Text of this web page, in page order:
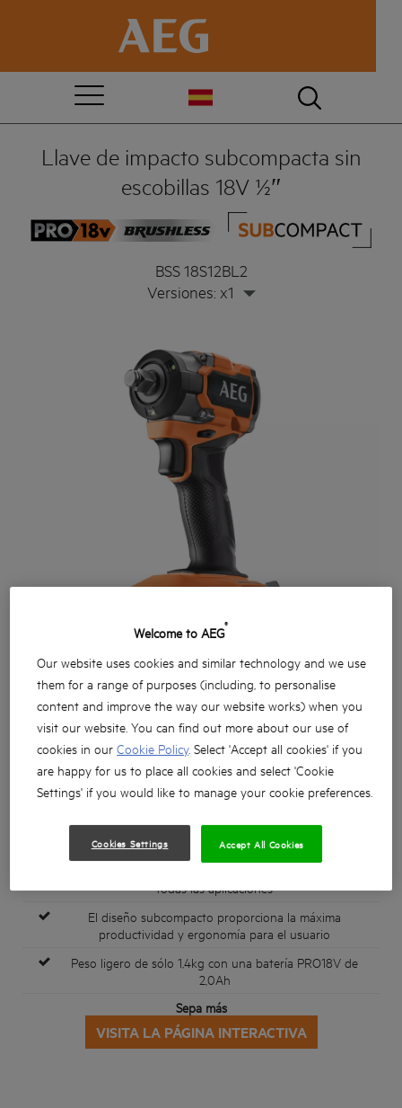
Llave de impacto subcompacta sin
escobillas 18V ½″
BSS 18S12BL2
Versiones: x1
proporciona hasta 280Nm de par
Los 3 modos de par y velocidad predefinidos y el modo
todas las aplicaciones
El diseño subcompacto proporciona la máxima
productividad y ergonomía para el usuario
Peso ligero de sólo 1,4kg con una batería PRO18V de
2,0Ah
Sepa más
VISITA LA PÁGINA INTERACTIVA
Welcome to AEG®
Our website uses cookies and similar technology and we use
them for a range of purposes (including, to personalise
content and improve the way our website works) when you
visit our website. You can find out more about our use of
cookies in ourCookie Policy. Select 'Accept all cookies' if you
are happy for us to place all cookies and select 'Cookie
Settings' if you would like to manage your cookie preferences.
Cookies Settings Accept All Cookies